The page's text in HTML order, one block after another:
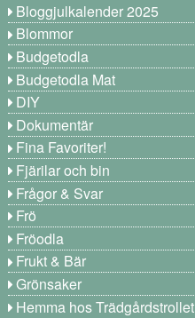
Bloggjulkalender 2025
Blommor
Budgetodla
Budgetodla Mat
DIY
Dokumentär
Fina Favoriter!
Fjärilar och bin
Frågor & Svar
Frö
Fröodla
Frukt & Bär
Grönsaker
Hemma hos Trädgårdstrollet